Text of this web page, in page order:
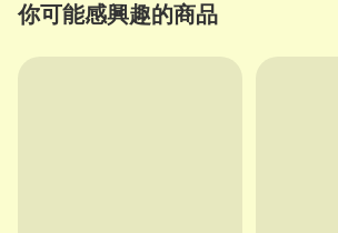
你可能感興趣的商品